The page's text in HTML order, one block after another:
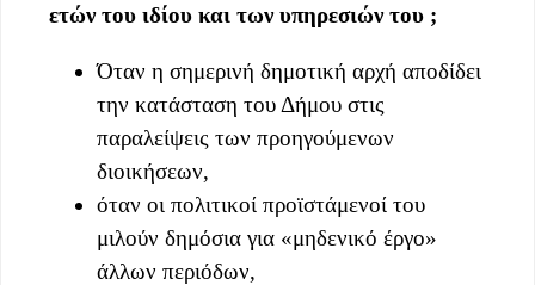
ετών του ιδίου και των υπηρεσιών του ;
Όταν η σημερινή δημοτική αρχή αποδίδει
την κατάσταση του Δήμου στις
παραλείψεις των προηγούμενων
διοικήσεων,
όταν οι πολιτικοί προϊστάμενοί του
μιλούν δημόσια για «μηδενικό έργο»
άλλων περιόδων,